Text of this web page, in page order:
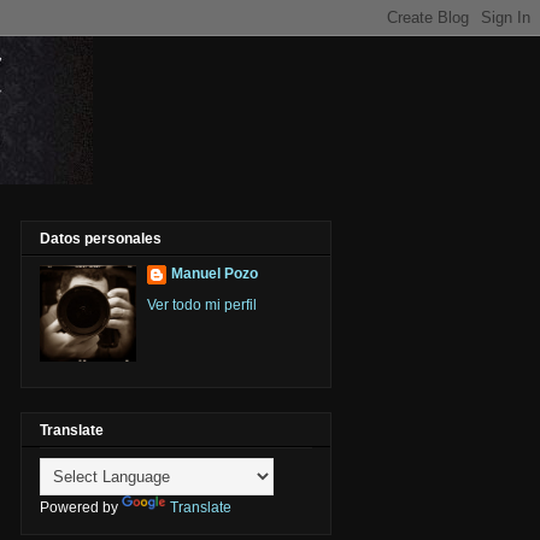
Datos personales
Manuel Pozo
Ver todo mi perfil
Translate
Powered by Translate